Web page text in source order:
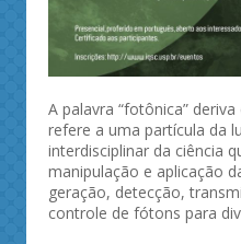
A palavra “fotônica”
refere a uma partícula da
interdisciplinar da ciência
manipulação e aplicação
geração, detecção,
controle de fótons para